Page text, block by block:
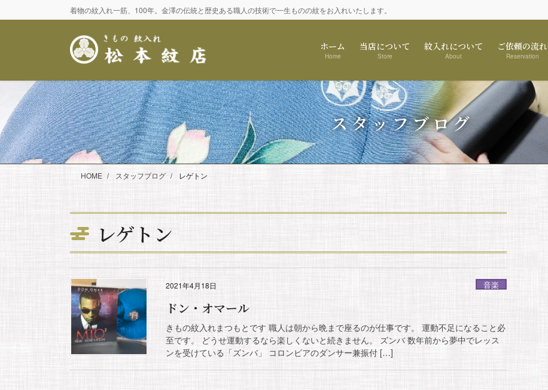
ン
に
ビ
ョ
移
動
着物の紋入れ一筋、100年。金澤の伝統と歴史ある職人の技術で一生ものの紋をお入れいたします。
ホーム
Home
当店について
Store
紋入れについて
About
ご依頼の流れ
Reservation
スタッフブログ
HOME スタッフブログ レゲトン
レゲトン
2021年4月18日 音楽
ドン・オマール
きもの紋入れまつもとです 職人は朝から晩まで座るのが仕事です。 運動不足になること必
至です。 どうせ運動するなら楽しくないと続きません。 ズンバ 数年前から夢中でレッス
ンを受けている「ズンバ」 コロンビアのダンサー兼振付 […]